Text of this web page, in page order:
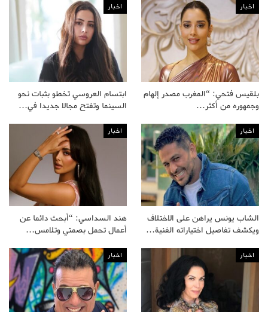
اخبار
بلقيس فتحي: “المغرب مصدر إلهام
وجمهوره من أكثر…
اخبار
ابتسام العروسي تخطو بثبات نحو
السينما وتفتح مجالا جديدا في…
اخبار
الشاب يونس يراهن على الاختلاف
ويكشف تفاصيل اختياراته الفنية…
اخبار
هند السداسي: “أبحث دائما عن
أعمال تحمل بصمتي وتلامس…
اخبار اخبار